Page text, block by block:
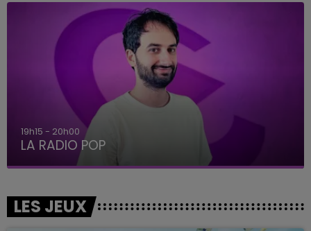
19h15 - 20h00
LA RADIO POP
LES JEUX